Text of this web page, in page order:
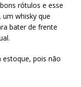
rótulos e esse
whisky que
bater de frente
pois não